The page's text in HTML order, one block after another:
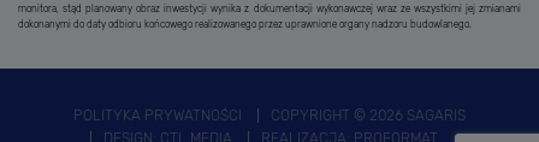
monitora, stąd planowany obraz inwestycji wynika z dokumentacji wykonawczej wraz ze wszystkimi jej zmianami
dokonanymi do daty odbioru końcowego realizowanego przez uprawnione organy nadzoru budowlanego.
POLITYKA PRYWATNOŚCI
COPYRIGHT © 2026 SAGARIS
DESIGN: CTL MEDIA REALIZACJA: PROFORMAT